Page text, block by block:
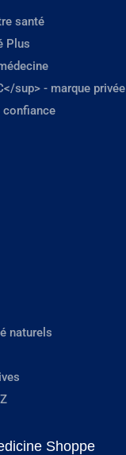
santé
Plus
sup> - marque privée
confiance
naturels
Shoppe